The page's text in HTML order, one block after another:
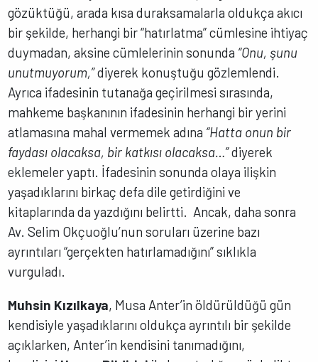
gözüktüğü, arada kısa duraksamalarla oldukça akıcı
bir şekilde, herhangi bir “hatırlatma” cümlesine ihtiyaç
duymadan, aksine cümlelerinin sonunda “Onu, şunu
unutmuyorum,”diyerek konuştuğu gözlemlendi.
Ayrıca ifadesinin tutanağa geçirilmesi sırasında,
mahkeme başkanının ifadesinin herhangi bir yerini
atlamasına mahal vermemek adına “Hatta onun bir
faydası olacaksa, bir katkısı olacaksa…”diyerek
eklemeler yaptı. İfadesinin sonunda olaya ilişkin
yaşadıklarını birkaç defa dile getirdiğini ve
kitaplarında da yazdığını belirtti. Ancak, daha sonra
Av. Selim Okçuoğlu’nun soruları üzerine bazı
ayrıntıları “gerçekten hatırlamadığını” sıklıkla
vurguladı.
Muhsin Kızılkaya, Musa Anter’in öldürüldüğü gün
kendisiyle yaşadıklarını oldukça ayrıntılı bir şekilde
açıklarken, Anter’in kendisini tanımadığını,